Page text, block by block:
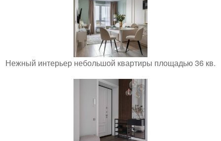
Нежный интерьер небольшой квартиры площадью 36 кв.